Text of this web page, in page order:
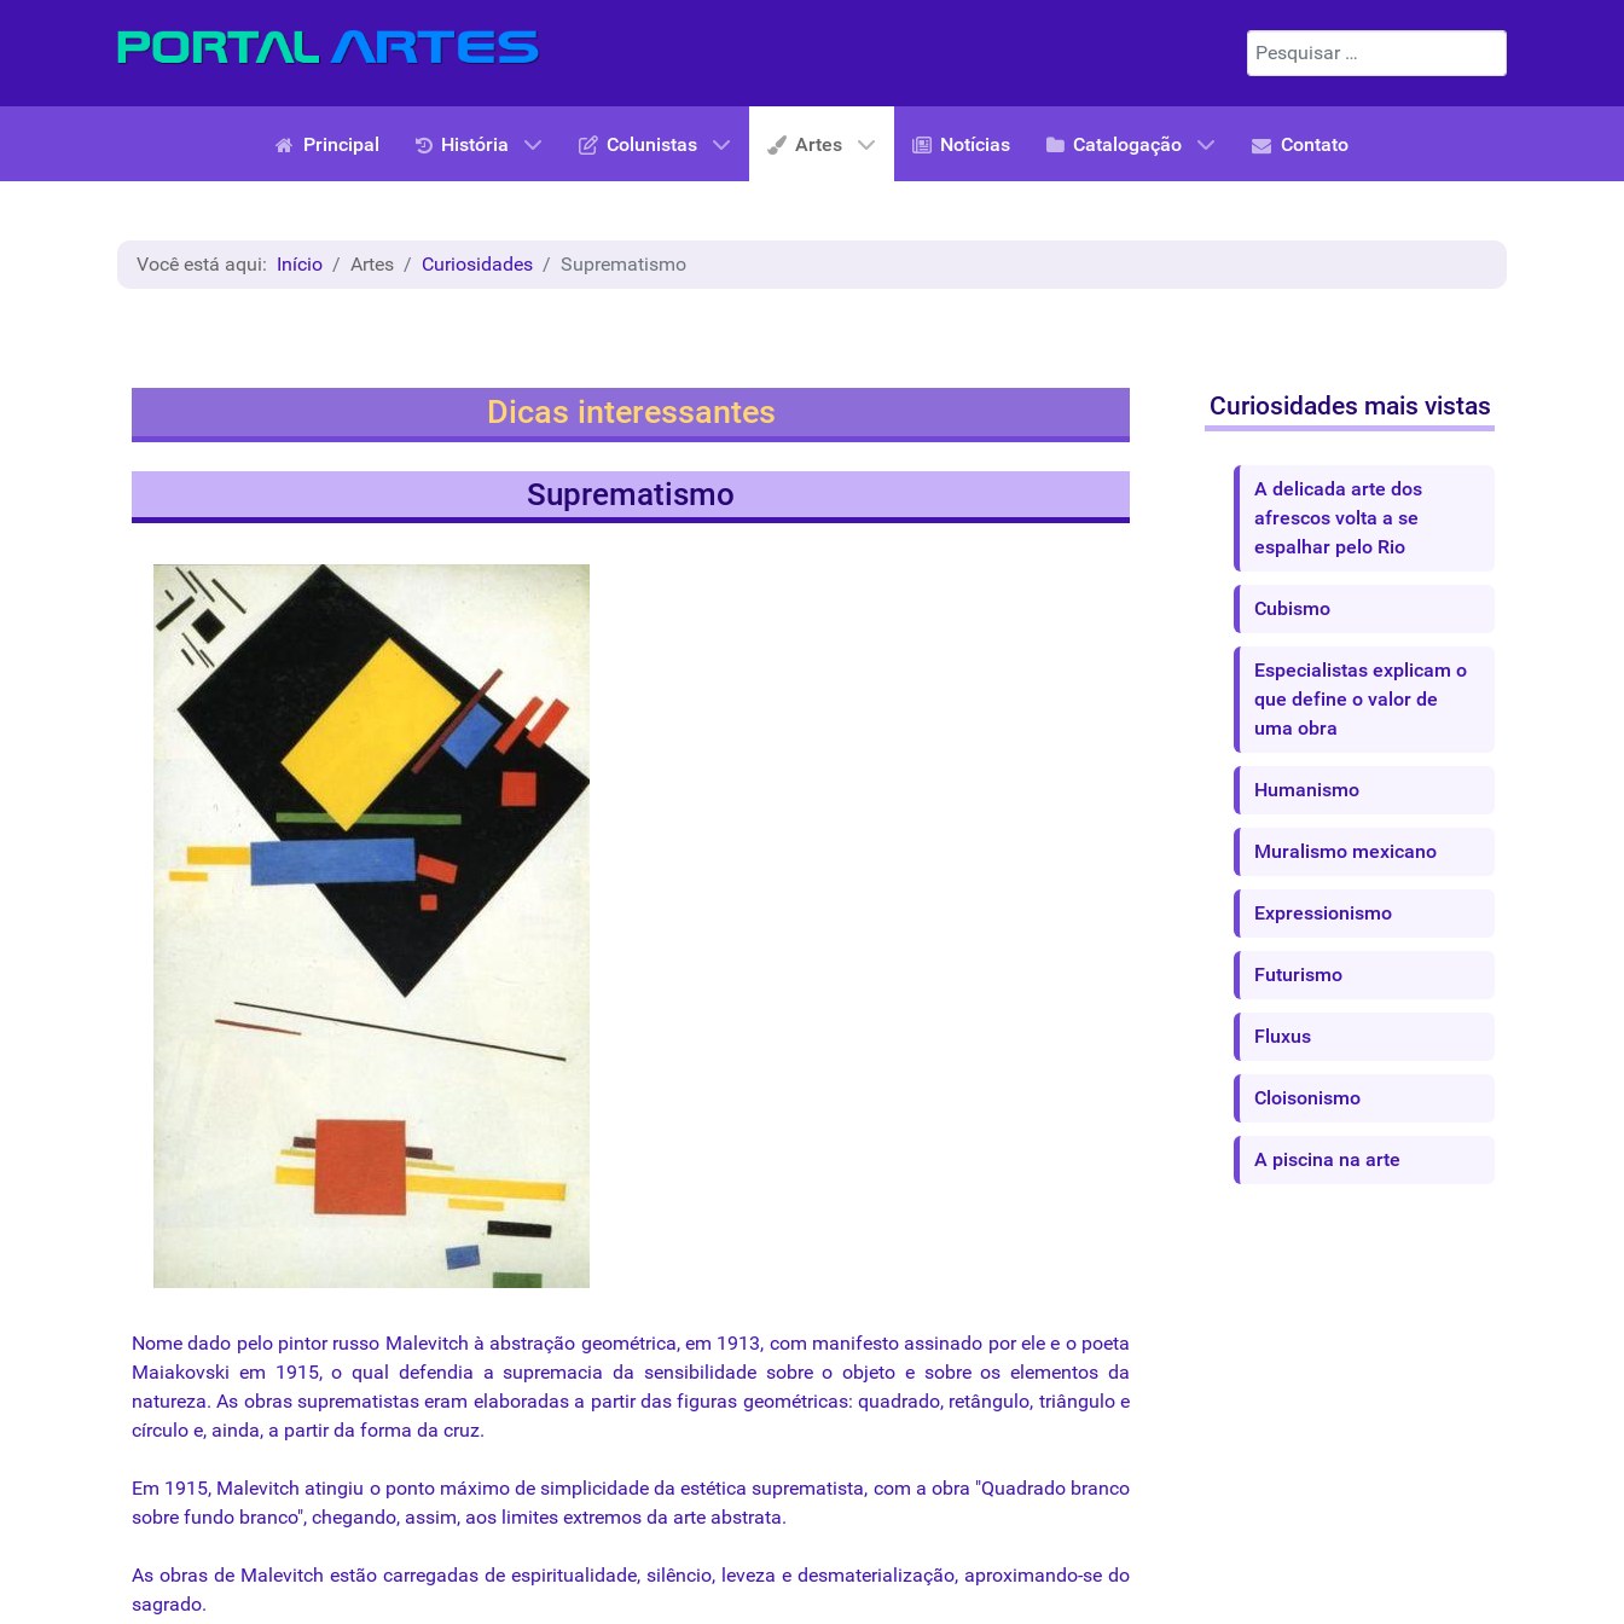
Pesquisar
Principal História Colunistas Artes Notícias Catalogação Contato
Você está aqui: Início Artes Curiosidades Suprematismo
Dicas interessantes
Suprematismo
Nome dado pelo pintor russo Malevitch à abstração geométrica, em 1913, com manifesto assinado por ele e o poeta
Maiakovski em 1915, oqual defendia asupremacia da sensibilidade sobreoobjeto e sobre os elementosda
natureza. As obras suprematistas eram elaboradas a partir das figuras geométricas: quadrado, retângulo, triângulo e
círculo e, ainda, a partirda forma da cruz.
Em 1915, Malevitch atingiu o ponto máximo de simplicidadeda estética suprematista, com a obra "Quadrado branco
sobre fundo branco", chegando, assim, aos limites extremos da arte abstrata.
As obras de Malevitch estão carregadas de espiritualidade, silêncio, leveza e desmaterialização, aproximando-se do
sagrado.
Curiosidades mais vistas
A delicada arte dos
afrescos volta a se
espalhar pelo Rio
Cubismo
Especialistas explicam o
que define o valor de
uma obra
Humanismo
Muralismo mexicano
Expressionismo
Futurismo
Fluxus
Cloisonismo
A piscina na arte